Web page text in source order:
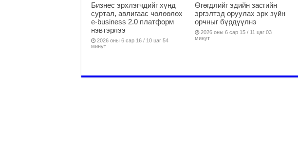
Бизнес эрхлэгчдийг хүнд
суртал, авлигаас чөлөөлөх
е-business 2.0 платформ
нэвтэрлээ
2026 оны 6 сар 16 / 10 цаг 54
минут
Өгөгдлийг эдийн засгийн
эргэлтэд оруулах эрх зүйн
орчныг бүрдүүлнэ
2026 оны 6 сар 15 / 11 цаг 03
минут